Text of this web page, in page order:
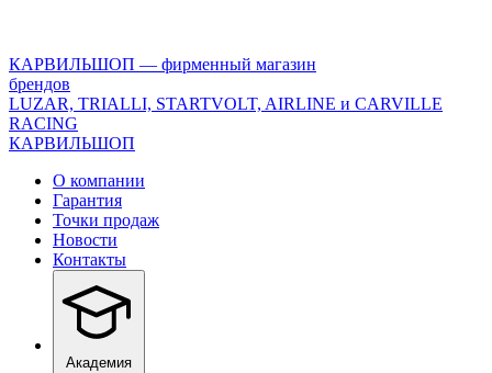
version="1.0"
encoding="utf-
8"?
>
КАРВИЛЬШОП — фирменный магазин
брендов
LUZAR, TRIALLI, STARTVOLT, AIRLINE и CARVILLE
RACING
КАРВИЛЬШОП
О компании
Гарантия
Точки продаж
Новости
Контакты
Академия